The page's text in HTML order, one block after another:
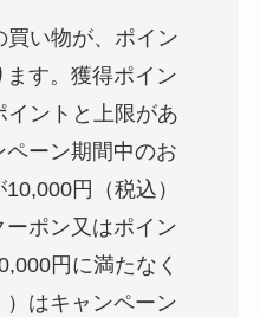
い物が、ポイン
ます。獲得ポイン
イントと上限があ
ペーン期間中のお
円（税込）
ポン又はポイン
円に満たなく
はキャンペーン